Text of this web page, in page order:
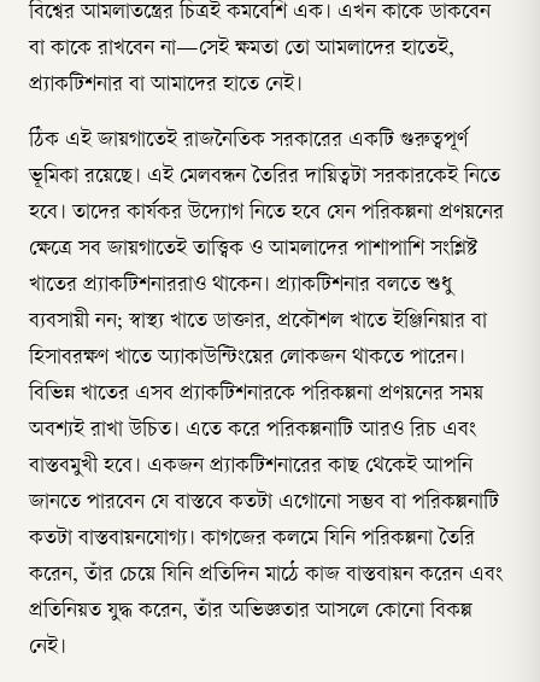
বিশ্বের আমলাতন্ত্রের চিত্রই কমবেশি এক। এখন কাকে ডাকবেন
বা কাকে রাখবেন না—সেই ক্ষমতা তো আমলাদের হাতেই,
প্র্যাকটিশনার বা আমাদের হাতে নেই।
ঠিক এই জায়গাতেই রাজনৈতিক সরকারের একটি গুরুত্বপূর্ণ
ভূমিকা রয়েছে। এই মেলবন্ধন তৈরির দায়িত্বটা সরকারকেই নিতে
হবে। তাদের কার্যকর উদ্যোগ নিতে হবে যেন পরিকল্পনা প্রণয়নের
ক্ষেত্রে সব জায়গাতেই তাত্ত্বিক ও আমলাদের পাশাপাশি সংশ্লিষ্ট
খাতের প্র্যাকটিশনাররাও থাকেন। প্র্যাকটিশনার বলতে শুধু
ব্যবসায়ী নন; স্বাস্থ্য খাতে ডাক্তার, প্রকৌশল খাতে ইঞ্জিনিয়ার বা
হিসাবরক্ষণ খাতে অ্যাকাউন্টিংয়ের লোকজন থাকতে পারেন।
বিভিন্ন খাতের এসব প্র্যাকটিশনারকে পরিকল্পনা প্রণয়নের সময়
অবশ্যই রাখা উচিত। এতে করে পরিকল্পনাটি আরও রিচ এবং
বাস্তবমুখী হবে। একজন প্র্যাকটিশনারের কাছ থেকেই আপনি
জানতে পারবেন যে বাস্তবে কতটা এগোনো সম্ভব বা পরিকল্পনাটি
কতটা বাস্তবায়নযোগ্য। কাগজের কলমে যিনি পরিকল্পনা তৈরি
করেন, তাঁর চেয়ে যিনি প্রতিদিন মাঠে কাজ বাস্তবায়ন করেন এবং
প্রতিনিয়ত যুদ্ধ করেন, তাঁর অভিজ্ঞতার আসলে কোনো বিকল্প
নেই।